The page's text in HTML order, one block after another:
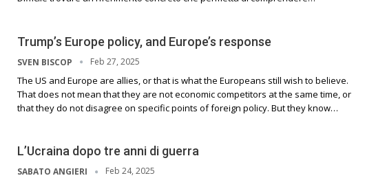
Trump’s Europe policy, and Europe’s response
SVEN BISCOP Feb 27, 2025
The US and Europe are allies, or that is what the Europeans still wish to believe.
That does not mean that they are not economic competitors at the same time, or
that they do not disagree on specific points of foreign policy. But they know…
L’Ucraina dopo tre anni di guerra
SABATO ANGIERI Feb 24, 2025